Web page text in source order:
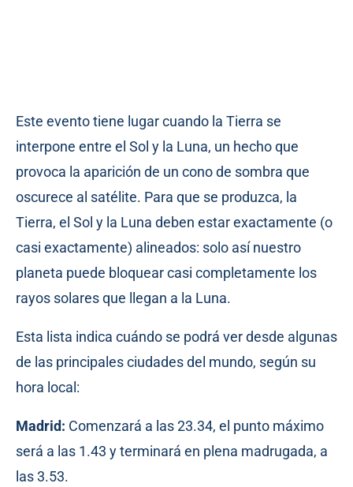
Este evento tiene lugar cuando la Tierra se
interpone entre el Sol y la Luna, un hecho que
provoca la aparición de un cono de sombra que
oscurece al satélite. Para que se produzca, la
Tierra, el Sol y la Luna deben estar exactamente (o
casi exactamente) alineados: solo así nuestro
planeta puede bloquear casi completamente los
rayos solares que llegan a la Luna.
Esta lista indica cuándo se podrá ver desde algunas
de las principales ciudades del mundo, según su
hora local:
Madrid: Comenzará a las 23.34, el punto máximo
será a las 1.43 y terminará en plena madrugada, a
las 3.53.